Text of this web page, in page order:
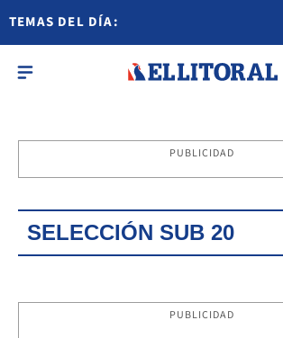
TEMAS DEL DÍA:
PUBLICIDAD
SELECCIÓN SUB 20
PUBLICIDAD